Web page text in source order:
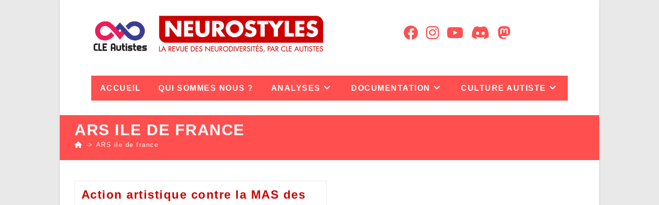
ACCUEIL QUI SOMMES NOUS ? ANALYSES DOCUMENTATION CULTURE AUTISTE
ARS ILE DE FRANCE
-> ARS ile de france
Action artistique contre la MAS des